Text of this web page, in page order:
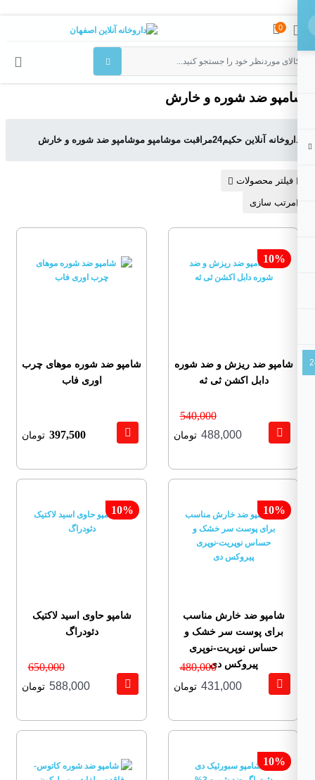
0
ضد شوره و خارش
آنلاین حکیم24 مراقبت موشامپو موشامپو ضد شوره و خارش
فیلتر محصولات
مرتب سازی
10%
شامپو ضد ریزش و ضد شوره
دابل اکشن ثی ثه
540,000
488,000 تومان
شامپو ضد شوره موهای چرب
اوری فاب
397,500 تومان
10%
شامپو ضد خارش مناسب
برای پوست سر خشک و
حساس نوپریت-نوپری
پیروکس دی480,000
431,000 تومان
10%
شامپو حاوی اسید لاکتیک
دئودراگ
650,000
588,000 تومان
10%